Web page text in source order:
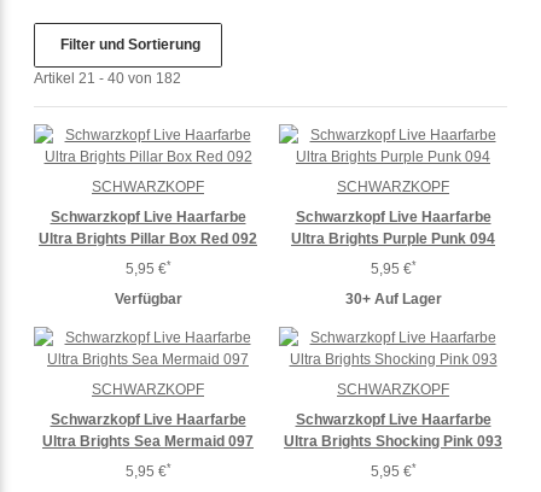
Filter und Sortierung
Artikel 21 - 40 von 182
Schwarzkopf Live Haarfarbe
Ultra Brights Pillar Box Red 092
5,95 €*
Verfügbar
SCHWARZKOPF
Schwarzkopf Live Haarfarbe
Ultra Brights Purple Punk 094
5,95 €*
30+ Auf Lager
SCHWARZKOPF
Schwarzkopf Live Haarfarbe
Ultra Brights Sea Mermaid 097
5,95 €*
SCHWARZKOPF
Schwarzkopf Live Haarfarbe
Ultra Brights Shocking Pink 093
5,95 €*
SCHWARZKOPF